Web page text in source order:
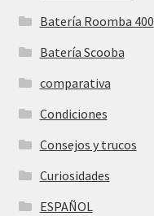
Batería Roomba 400
Batería Scooba
comparativa
Condiciones
Consejos y trucos
Curiosidades
ESPAÑOL